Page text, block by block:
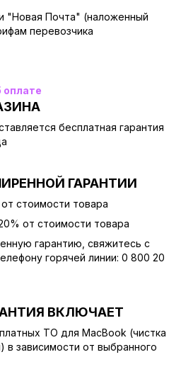
"Новая Почта" (наложенный
перевозчика
бесплатная гарантия
ГАРАНТИИ
стоимости товара
от стоимости товара
гарантию, свяжитесь с
горячей линии: 0 800 20
ВКЛЮЧАЕТ
ТО для MacBook (чистка
в зависимости от выбранного